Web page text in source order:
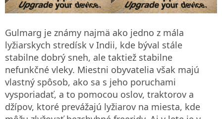
Gulmarg je známy najmä ako jedno z mála
lyžiarskych stredísk v Indii, kde býval stále
stabilne dobrý sneh, ale taktiež stabilne
nefunkčné vleky. Miestni obyvatelia však majú
vlastný spôsob, ako sa s jeho poruchami
vysporiadať, a to pomocou oslov, traktorov a
džípov, ktoré prevážajú lyžiarov na miesta, kde